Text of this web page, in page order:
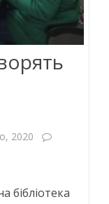
2020
бібліотека